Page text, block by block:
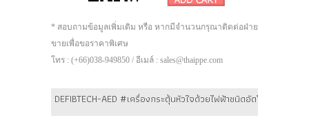
* สอบถามข้อมูลเพิ่มเติม หรือ หากมีจำนวนกรุณาติดต่อฝ่าย
ขายเพื่อขอราคาพิเศษ
โทร : (+66)038-949850 / อีเมล์ : sales@thaippe.com
DEFIBTECH-AED #เครื่องกระตุ้นหัวใจด้วยไฟฟ้าชนิดอัตโนมัติ